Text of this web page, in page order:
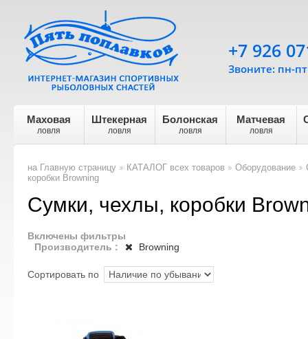
Маховая
ловля
Штекерная
ловля
Болонская
ловля
Матчевая
ловля
+7 926
Звоните: пн-
на Главную страницу
КАТАЛОГ всех товаров
Оборудование
коробки Browning
Сумки, чехлы, коробки
Включены фильтры
Производитель :
Browning
Сортировать по